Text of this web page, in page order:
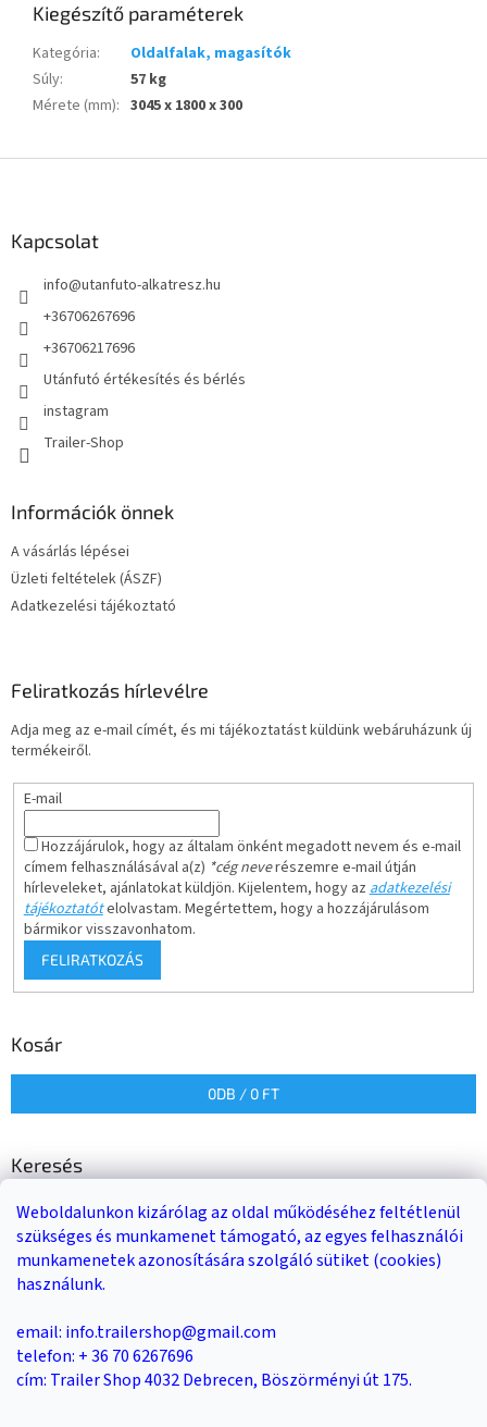
Weboldalunkon kizárólag az oldal működéséhez feltétlenül
szükséges és munkamenet támogató, az egyes felhasználói
munkamenetek azonosítására szolgáló sütiket (cookies)
használunk.
email: info.trailershop@gmail.com
telefon: + 36 70 6267696
cím: Trailer Shop 4032 Debrecen, Böszörményi út 175.
Kiegészítő paraméterek
Kategória:
Oldalfalak, magasítók
Súly:
57 kg
Mérete (mm): 3045 x 1800 x 300
Kapcsolat
info@utanfuto-alkatresz.hu
+36706267696
+36706217696
Utánfutó értékesítés és bérlés
instagram
Trailer-Shop
Információk önnek
A vásárlás lépései
Üzleti feltételek (ÁSZF)
Adatkezelési tájékoztató
Feliratkozás hírlevélre
Adja meg az e-mail címét, és mi tájékoztatást küldünk webáruházunk új
termékeiről.
E-mail
Hozzájárulok, hogy az általam önként megadott nevem és e-mail
címem felhasználásával a(z) *cég neverészemre e-mail útján
hírleveleket, ajánlatokat küldjön. Kijelentem, hogy azadatkezelési
tájékoztatótelolvastam. Megértettem, hogy a hozzájárulásom
bármikor visszavonhatom.
FELIRATKOZÁS
Kosár
0DB / 0 FT
Keresés
KERESÉS